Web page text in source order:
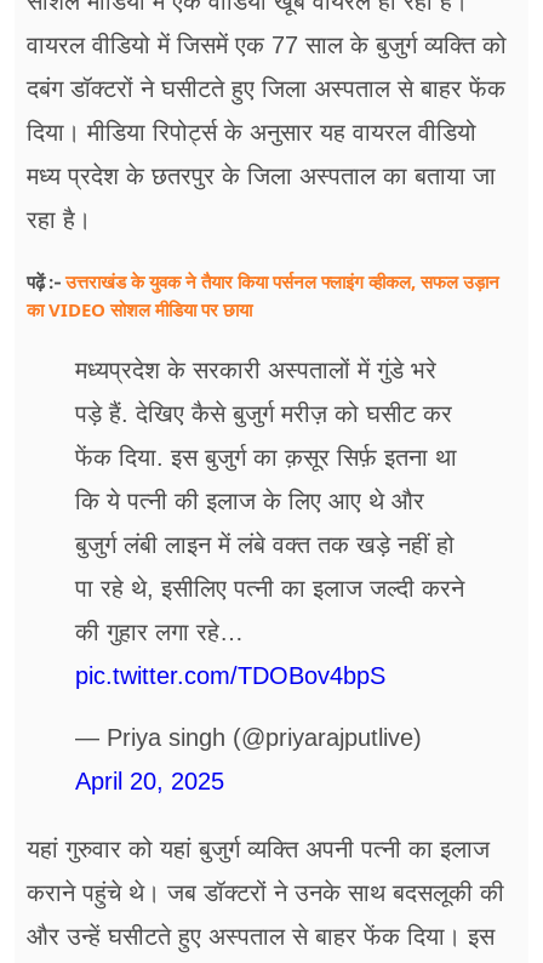
वायरल वीडियो में जिसमें एक 77 साल के बुजुर्ग व्यक्ति को
दबंग डॉक्टरों ने घसीटते हुए जिला अस्पताल से बाहर फेंक
दिया। मीडिया रिपोर्ट्स के अनुसार यह वायरल वीडियो
मध्य प्रदेश के छतरपुर के जिला अस्पताल का बताया जा
रहा है।
पढ़ें :-उत्तराखंड के युवक ने तैयार किया पर्सनल फ्लाइंग व्हीकल, सफल उड़ान
का VIDEO सोशल मीडिया पर छाया
मध्यप्रदेश के सरकारी अस्पतालों में गुंडे भरे
पड़े हैं. देखिए कैसे बुजुर्ग मरीज़ को घसीट कर
फेंक दिया. इस बुजुर्ग का क़सूर सिर्फ़ इतना था
कि ये पत्नी की इलाज के लिए आए थे और
बुजुर्ग लंबी लाइन में लंबे वक्त तक खड़े नहीं हो
पा रहे थे, इसीलिए पत्नी का इलाज जल्दी करने
की गुहार लगा रहे…
pic.twitter.com/TDOBov4bpS
— Priya singh (@priyarajputlive)
April 20, 2025
यहां गुरुवार को यहां बुजुर्ग व्यक्ति अपनी पत्नी का इलाज
कराने पहुंचे थे। जब डॉक्टरों ने उनके साथ बदसलूकी की
और उन्हें घसीटते हुए अस्पताल से बाहर फेंक दिया। इस